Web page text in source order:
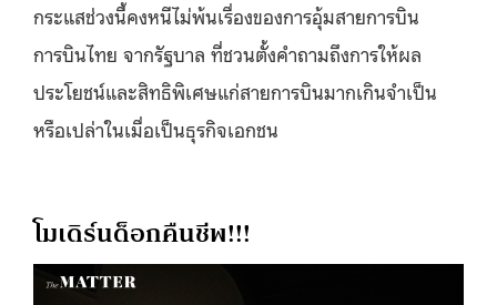
กระแสช่วงนี้คงหนีไม่พ้นเรื่องของการอุ้มสายการบิน
การบินไทย จากรัฐบาล ที่ชวนตั้งคำถามถึงการให้ผล
ประโยชน์และสิทธิพิเศษแก่สายการบินมากเกินจำเป็น
หรือเปล่าในเมื่อเป็นธุรกิจเอกชน
โมเดิร์นด็อกคืนชีพ!!!